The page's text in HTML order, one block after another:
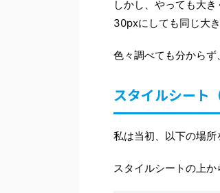
しかし、やっても大き
30pxにしても同じ大き
色々調べても分からず
スタイルシート
私は当初、以下の場所
スタイルシートの上か